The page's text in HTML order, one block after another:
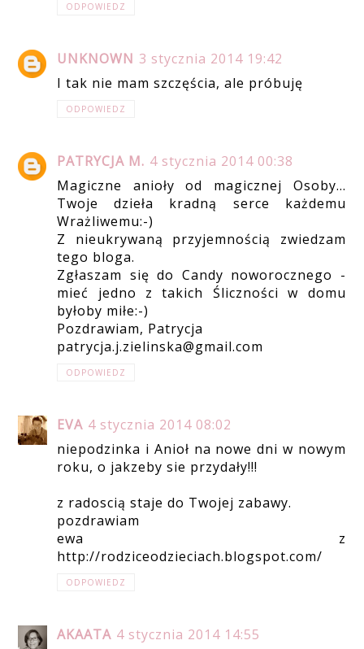
ODPOWIEDZ
UNKNOWN 3 stycznia 2014 19:42
I tak nie mam szczęścia, ale próbuję
ODPOWIEDZ
PATRYCJA M. 4 stycznia 2014 00:38
Magiczne anioły od magicznej Osoby...
Twoje dzieła kradną serce każdemu
Wrażliwemu:-)
Z nieukrywaną przyjemnością zwiedzam
tego bloga.
Zgłaszam się do Candy noworocznego -
mieć jedno z takich Śliczności w domu
byłoby miłe:-)
Pozdrawiam, Patrycja
patrycja.j.zielinska@gmail.com
ODPOWIEDZ
EVA 4 stycznia 2014 08:02
niepodzinka i Anioł na nowe dni w nowym
roku, o jakzeby sie przydały!!!
z radoscią staje do Twojej zabawy.
pozdrawiam
ewa z
http://rodziceodzieciach.blogspot.com/
ODPOWIEDZ
AKAATA 4 stycznia 2014 14:55